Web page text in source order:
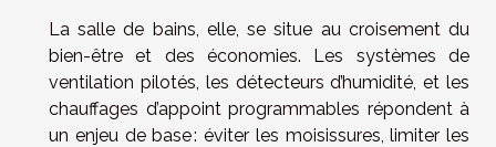
La salle de bains, elle, se situe au croisement du
bien-être et des économies. Les systèmes de
ventilation pilotés, les détecteurs d’humidité, et les
chauffages d’appoint programmables répondent à
un enjeu de base : éviter les moisissures, limiter les